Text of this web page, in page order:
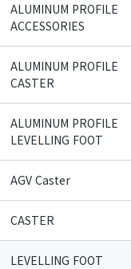
ALUMINUM PROFILE
ACCESSORIES
ALUMINUM PROFILE
CASTER
ALUMINUM PROFILE
LEVELLING FOOT
AGV Caster
CASTER
LEVELLING FOOT